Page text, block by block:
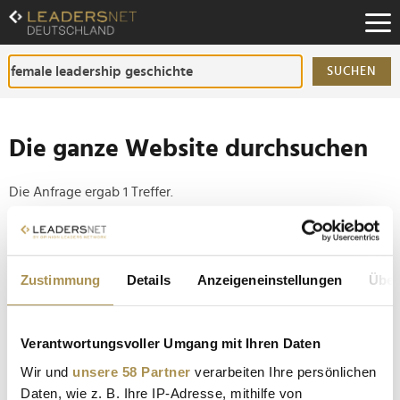
Zustimmung Details Anzeigeneinstellungen
Verantwortungsvoller Umgang mit Ihren Daten
Wir und unsere 58 Partner verarbeiten Ihre persönlichen
Daten, wie z. B. Ihre IP-Adresse, mithilfe von
Zum
Inhalt
Zur
Fußzeilen-
Navigation
SUCHEN
Die ganze Website durchsuchen
Die Anfrage ergab 1 Treffer.
Tipp
Seiten suchen, die genau diese Wortgruppe enthalten:
100 Jahre Marilyn Monroe: Die unterschätzte
Unternehmerin, die Hollywood veränderte